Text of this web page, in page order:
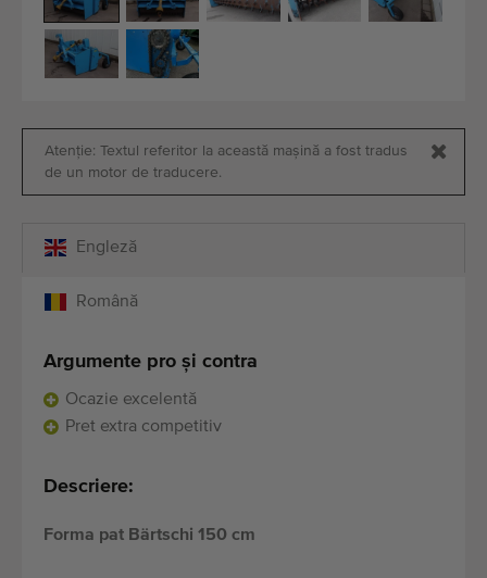
Livrare în întreaga lume
Din 1977
Atenție: Textul referitor la această mașină a fost tradus
de un motor de traducere.
Română
Engleză
Argumente pro şi contra
Ocazie excelentă
Pret extra competitiv
Descriere:
Forma pat Bärtschi 150 cm